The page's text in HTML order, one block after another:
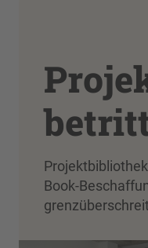
Book-